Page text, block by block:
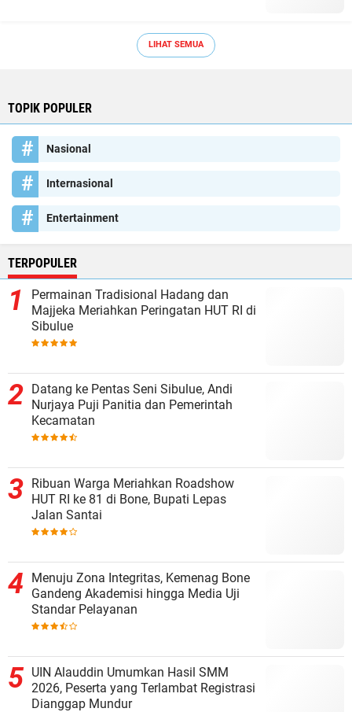
LIHAT SEMUA
TOPIK POPULER
Nasional
Internasional
Entertainment
TERPOPULER
Permainan Tradisional Hadang dan
Majjeka Meriahkan Peringatan HUT RI di
Sibulue
Datang ke Pentas Seni Sibulue, Andi
Nurjaya Puji Panitia dan Pemerintah
Kecamatan
Ribuan Warga Meriahkan Roadshow
HUT RI ke 81 di Bone, Bupati Lepas
Jalan Santai
Menuju Zona Integritas, Kemenag Bone
Gandeng Akademisi hingga Media Uji
Standar Pelayanan
UIN Alauddin Umumkan Hasil SMM
2026, Peserta yang Terlambat Registrasi
Dianggap Mundur